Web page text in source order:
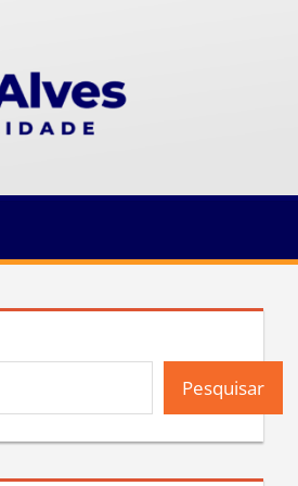
Pesquisar